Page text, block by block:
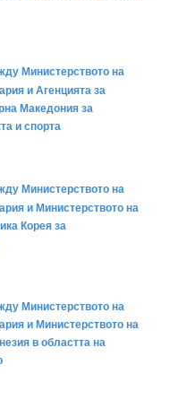
Министерството на
и Агенцията за
Македония за
и спорта
Министерството на
и Министерството на
Корея за
Министерството на
и Министерството на
в областта на